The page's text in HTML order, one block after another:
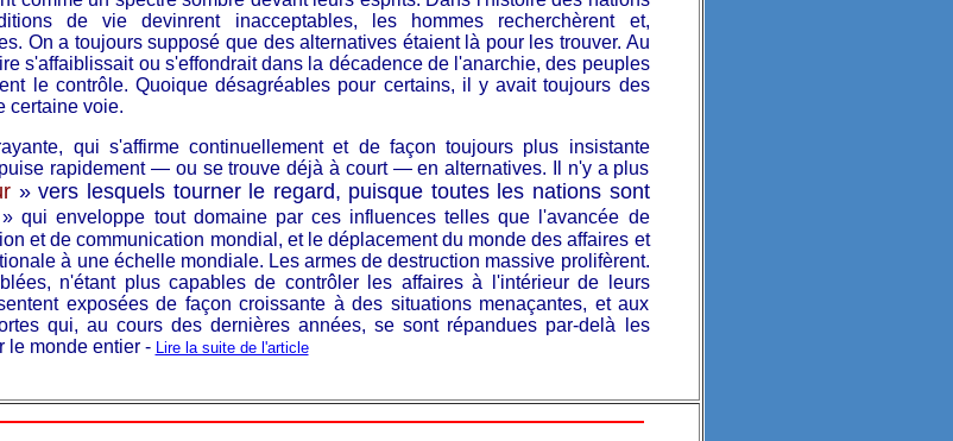
de vie devinrent inacceptables, les hommes recherchèrent et,
On a toujours supposé que des alternatives étaient là pour les trouver. Au
s'affaiblissait ou s'effondrait dans la décadence de l'anarchie, des peuples
le contrôle. Quoique désagréables pour certains, il y avait toujours des
certaine voie.
qui s'affirme continuellement et de façon toujours plus insistante
rapidement — ou se trouve déjà à court — en alternatives. Il n'y a plus
» vers lesquels tourner le regard, puisque toutes les nations sont
» qui enveloppe tout domaine par ces influences telles que l'avancée de
et de communication mondial, et le déplacement du monde des affaires et
à une échelle mondiale. Les armes de destruction massive prolifèrent.
n'étant plus capables de contrôler les affaires à l'intérieur de leurs
exposées de façon croissante à des situations menaçantes, et aux
qui, au cours des dernières années, se sont répandues par-delà les
le monde entier - Lire la suite de l'article